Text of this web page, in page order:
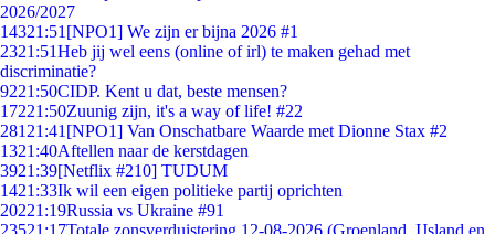
2026/2027
14321:51 [NPO1] We zijn er bijna 2026 #1
2321:51Heb jij wel eens (online of irl) te maken gehad met
discriminatie?
9221:50CIDP. Kent u dat, beste mensen?
17221:50Zuunig zijn, it's a way of life! #22
281 21:41 [NPO1] Van Onschatbare Waarde met Dionne Stax #2
1321:40Aftellen naar de kerstdagen
3921:39[Netflix #210] TUDUM
1421:33Ik wil een eigen politieke partij oprichten
20221:19Russia vs Ukraine #91
23521:17Totale zonsverduistering 12-08-2026 (Groenland, IJsland en